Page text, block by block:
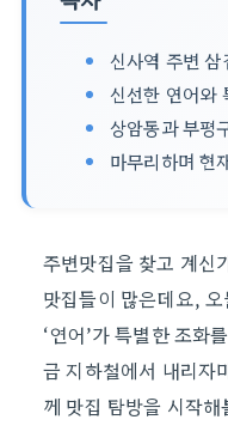
신사역 주변 삼
신선한 연어와
상암동과 부평
마무리하며 현
주변맛집을 찾고 계신
맛집들이 많은데요,
‘연어’가 특별한 조화
금 지하철에서 내리자
께 맛집 탐방을 시작해